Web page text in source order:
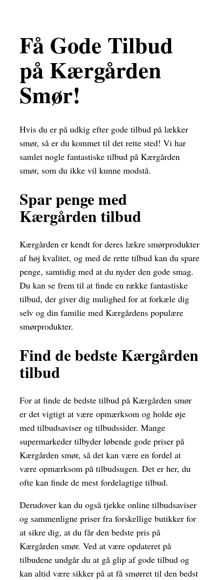
Få Gode Tilbud
på Kærgården
Smør!
Hvis du er på udkig efter gode tilbud på lækker
smør, så er du kommet til det rette sted! Vi har
samlet nogle fantastiske tilbud på Kærgården
smør, som du ikke vil kunne modstå.
Spar penge med
Kærgården tilbud
Kærgården er kendt for deres lækre smørprodukter
af høj kvalitet, og med de rette tilbud kan du spare
penge, samtidig med at du nyder den gode smag.
Du kan se frem til at finde en række fantastiske
tilbud, der giver dig mulighed for at forkæle dig
selv og din familie med Kærgårdens populære
smørprodukter.
Find de bedste Kærgården
tilbud
For at finde de bedste tilbud på Kærgården smør
er det vigtigt at være opmærksom og holde øje
med tilbudsaviser og tilbudssider. Mange
supermarkeder tilbyder løbende gode priser på
Kærgården smør, så det kan være en fordel at
være opmærksom på tilbudsugen. Det er her, du
ofte kan finde de mest fordelagtige tilbud.
Derudover kan du også tjekke online tilbudsaviser
og sammenligne priser fra forskellige butikker for
at sikre dig, at du får den bedste pris på
Kærgården smør. Ved at være opdateret på
tilbudene undgår du at gå glip af gode tilbud og
kan altid være sikker på at få smørret til den bedst